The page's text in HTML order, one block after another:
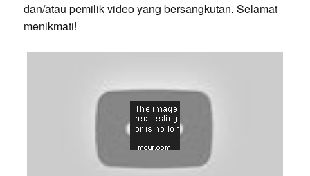
dan/atau pemilik video yang bersangkutan. Selamat
menikmati!